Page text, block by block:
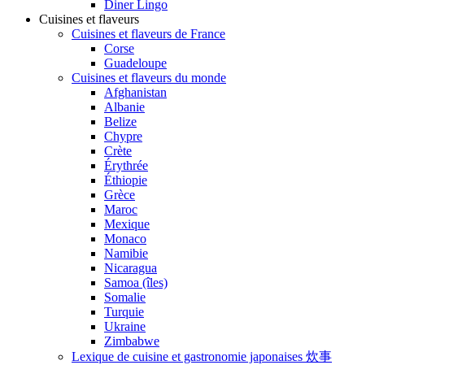
Diner Lingo
Cuisines et flaveurs
Cuisines et flaveurs de France
Corse
Guadeloupe
Cuisines et flaveurs du monde
Afghanistan
Albanie
Belize
Chypre
Crète
Érythrée
Éthiopie
Grèce
Maroc
Mexique
Monaco
Namibie
Nicaragua
Samoa (îles)
Somalie
Turquie
Ukraine
Zimbabwe
Lexique de cuisine et gastronomie japonaises 炊事